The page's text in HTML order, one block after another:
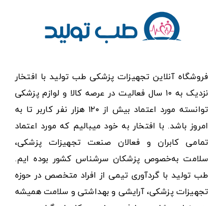
فروشگاه آنلاین تجهیزات پزشکی طب تولید با افتخار
نزدیک به ۱۰ سال فعالیت در عرصه کالا و لوازم پزشکی
توانسته مورد اعتماد بیش از ۱۲۰ هزار نفر کاربر تا به
امروز باشد. با افتخار به خود میبالیم که مورد اعتماد
تمامی کابران و فعالان صنعت تجهیزات پزشکی،
سلامت به‌خصوص پزشکان سرشناس کشور بوده ایم.
طب تولید با گردآوری تیمی از افراد متخصص در حوزه
تجهیزات پزشکی، آرایشی و بهداشتی و سلامت همیشه